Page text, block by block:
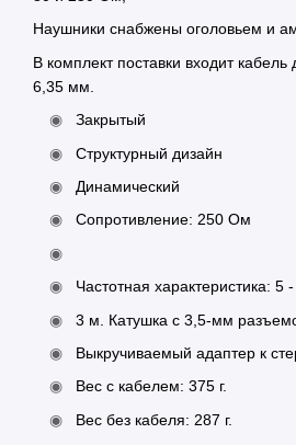
Наушники снабжены оголовьем и
В комплект поставки входит
6,35 мм.
Закрытый
Структурный дизайн
Динамический
Сопротивление: 250 Ом
Частотная характеристика: 5
3 м. Катушка с 3,5-мм
Выкручиваемый адаптер к
Вес с кабелем: 375 г.
Вес без кабеля: 287 г.